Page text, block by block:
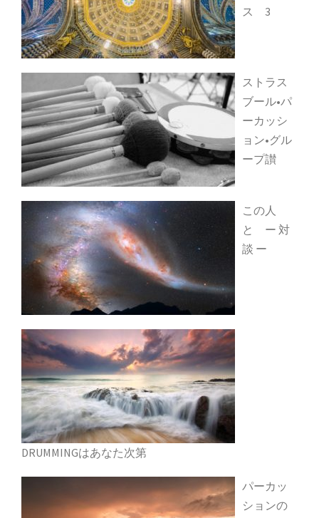
ス 3
ストラス
ブール•パ
ーカッシ
ョン•グル
ープ讃
この人
と ー 対
談 ー
DRUMMINGはあなた次第
パーカッ
ションの